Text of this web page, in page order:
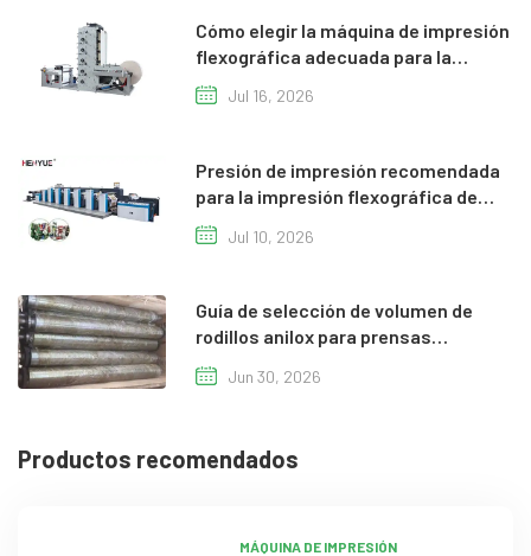
Cómo elegir la máquina de impresión
flexográfica adecuada para la
producción de vasos y bolsas de
papel.
Jul 16, 2026
Presión de impresión recomendada
para la impresión flexográfica de
películas de espesor reducido
Jul 10, 2026
Guía de selección de volumen de
rodillos anilox para prensas
flexográficas
Jun 30, 2026
Productos recomendados
MÁQUINA DE IMPRESIÓN